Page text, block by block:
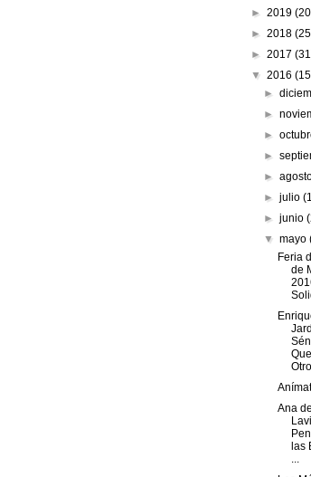
► 2019
► 2018
► 2017
▼ 2016
►
►
►
►
►
►julio
►junio
▼mayo
Feria
de
Ana
las
...